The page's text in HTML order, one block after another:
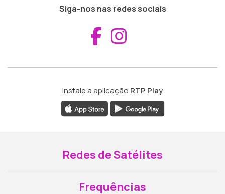
Siga-nos nas redes sociais
Aceder ao
Instale a aplicação RTP Play
Redes de Satélites
Frequências